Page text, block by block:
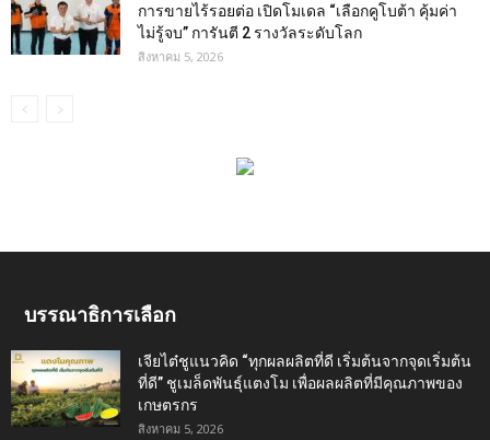
การขายไร้รอยต่อ เปิดโมเดล “เลือกคูโบต้า คุ้มค่า
ไม่รู้จบ” การันตี 2 รางวัลระดับโลก
สิงหาคม 5, 2026
บรรณาธิการเลือก
เจียไต๋ชูแนวคิด “ทุกผลผลิตที่ดี เริ่มต้นจากจุดเริ่มต้น
ที่ดี” ชูเมล็ดพันธุ์แตงโม เพื่อผลผลิตที่มีคุณภาพของ
เกษตรกร
สิงหาคม 5, 2026